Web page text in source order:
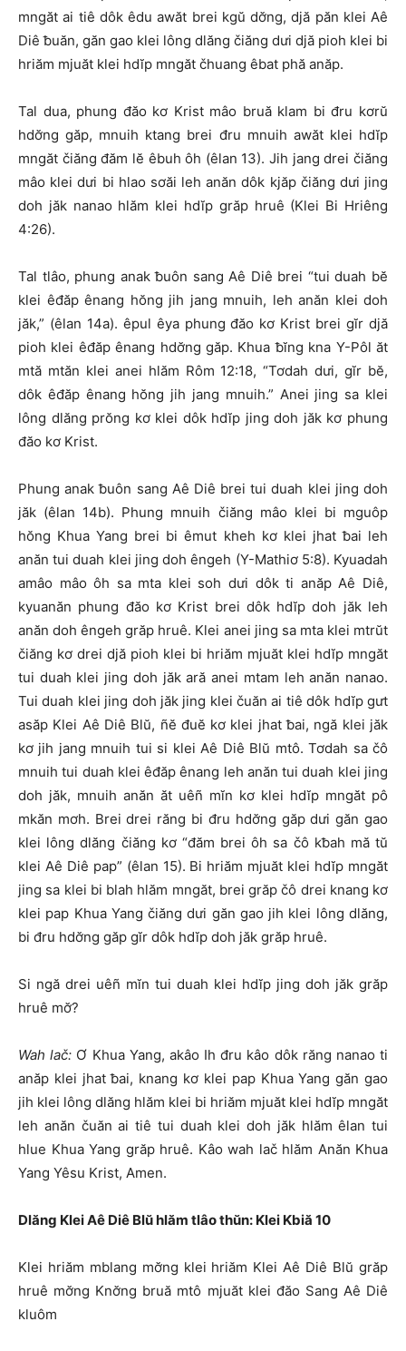
mngăt ai tiê dôk êdu awăt brei kgŭ dơ̆ng, djă păn klei Aê
Diê ƀuăn, găn gao klei lông dlăng čiăng dưi djă pioh klei bi
hriăm mjuăt klei hdĭp mngăt čhuang êbat phă anăp.
Tal dua, phung đăo kơ Krist mâo bruă klam bi đru kơrŭ
hdơ̆ng găp, mnuih ktang brei đru mnuih awăt klei hdĭp
mngăt čiăng đăm lĕ êbuh ôh (êlan 13). Jih jang drei čiăng
mâo klei dưi bi hlao sơăi leh anăn dôk kjăp čiăng dưi jing
doh jăk nanao hlăm klei hdĭp grăp hruê (Klei Bi Hriêng
4:26).
Tal tlâo, phung anak ƀuôn sang Aê Diê brei “tui duah bĕ
klei êđăp ênang hŏng jih jang mnuih, leh anăn klei doh
jăk,” (êlan 14a). êpul êya phung đăo kơ Krist brei gĭr djă
pioh klei êđăp ênang hdơ̆ng găp. Khua ƀĭng kna Y-Pôl ăt
mtă mtăn klei anei hlăm Rôm 12:18, “Tơdah dưi, gĭr bĕ,
dôk êđăp ênang hŏng jih jang mnuih.” Anei jing sa klei
lông dlăng prŏng kơ klei dôk hdĭp jing doh jăk kơ phung
đăo kơ Krist.
Phung anak ƀuôn sang Aê Diê brei tui duah klei jing doh
jăk (êlan 14b). Phung mnuih čiăng mâo klei bi mguôp
hŏng Khua Yang brei bi êmut kheh kơ klei jhat ƀai leh
anăn tui duah klei jing doh êngeh (Y-Mathiơ 5:8). Kyuadah
amâo mâo ôh sa mta klei soh dưi dôk ti anăp Aê Diê,
kyuanăn phung đăo kơ Krist brei dôk hdĭp doh jăk leh
anăn doh êngeh grăp hruê. Klei anei jing sa mta klei mtrŭt
čiăng kơ drei djă pioh klei bi hriăm mjuăt klei hdĭp mngăt
tui duah klei jing doh jăk ară anei mtam leh anăn nanao.
Tui duah klei jing doh jăk jing klei čuăn ai tiê dôk hdĭp gưt
asăp Klei Aê Diê Blŭ, ñĕ đuĕ kơ klei jhat ƀai, ngă klei jăk
kơ jih jang mnuih tui si klei Aê Diê Blŭ mtô. Tơdah sa čô
mnuih tui duah klei êđăp ênang leh anăn tui duah klei jing
doh jăk, mnuih anăn ăt uêñ mĭn kơ klei hdĭp mngăt pô
mkăn mơh. Brei drei răng bi đru hdơ̆ng găp dưi găn gao
klei lông dlăng čiăng kơ “đăm brei ôh sa čô kƀah mă tŭ
klei Aê Diê pap” (êlan 15). Bi hriăm mjuăt klei hdĭp mngăt
jing sa klei bi blah hlăm mngăt, brei grăp čô drei knang kơ
klei pap Khua Yang čiăng dưi găn gao jih klei lông dlăng,
bi đru hdơ̆ng găp gĭr dôk hdĭp doh jăk grăp hruê.
Si ngă drei uêñ mĭn tui duah klei hdĭp jing doh jăk grăp
hruê mơ̆?
Wah lač: Ơ Khua Yang, akâo Ih đru kâo dôk răng nanao ti
anăp klei jhat ƀai, knang kơ klei pap Khua Yang găn gao
jih klei lông dlăng hlăm klei bi hriăm mjuăt klei hdĭp mngăt
leh anăn čuăn ai tiê tui duah klei doh jăk hlăm êlan tui
hlue Khua Yang grăp hruê. Kâo wah lač hlăm Anăn Khua
Yang Yêsu Krist, Amen.
Dlăng Klei Aê Diê Blŭ hlăm tlâo thŭn: Klei Kbiă 10
Klei hriăm mblang mơ̆ng klei hriăm Klei Aê Diê Blŭ grăp
hruê mơ̆ng Knơ̆ng bruă mtô mjuăt klei đăo Sang Aê Diê
kluôm